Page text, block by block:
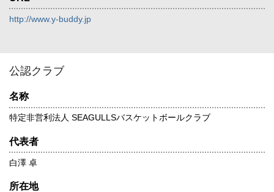
http://www.y-buddy.jp
公認クラブ
名称
特定非営利法人 SEAGULLSバスケットボールクラブ
代表者
白澤 卓
所在地